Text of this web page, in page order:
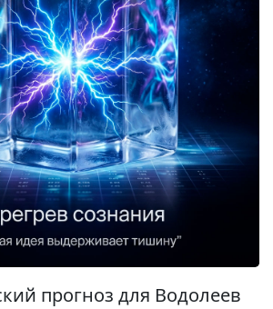
прогноз для Водолеев